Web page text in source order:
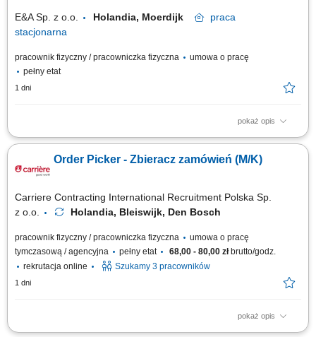
E&A Sp. z o.o. Holandia, Moerdijk
praca
stacjonarna
pracownik fizyczny / pracowniczka fizyczna
umowa o pracę
pełny etat
1 dni
pokaż opis
Zakres obowiązków: pakowanie i układanie towaru na palety; obsługa
miejscu) przepakowywanie, stickerowanie; zbieranie zamówień,
przyjmowanie zwrotów; kontrola jakości, obsługa komputera do tworzenia
Order Picker - Zbieracz zamówień (M/K)
Carriere Contracting International Recruitment Polska Sp.
z o.o.
Holandia, Bleiswijk, Den Bosch
pracownik fizyczny / pracowniczka fizyczna
umowa o pracę
tymczasową / agencyjna
pełny etat 68,00 - 80,00 złbrutto/godz.
rekrutacja online
Szukamy 3 pracowników
1 dni
pokaż opis
Chcesz zacząć pracę za granicą i szukasz stabilnego zatrudnienia w